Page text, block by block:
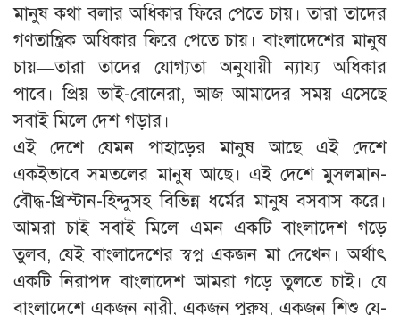
মানুষ কথা বলার অধিকার ফিরে পেতে চায়। তারা তাদের
গণতান্ত্রিক অধিকার ফিরে পেতে চায়। বাংলাদেশের মানুষ
চায়—তারা তাদের যোগ্যতা অনুযায়ী ন্যায্য অধিকার
পাবে। প্রিয় ভাই-বোনেরা, আজ আমাদের সময় এসেছে
সবাই মিলে দেশ গড়ার।
এই দেশে যেমন পাহাড়ের মানুষ আছে এই দেশে
একইভাবে সমতলের মানুষ আছে। এই দেশে মুসলমান-
বৌদ্ধ-খ্রিস্টান-হিন্দুসহ বিভিন্ন ধর্মের মানুষ বসবাস করে।
আমরা চাই সবাই মিলে এমন একটি বাংলাদেশ গড়ে
তুলব, যেই বাংলাদেশের স্বপ্ন একজন মা দেখেন। অর্থাৎ
একটি নিরাপদ বাংলাদেশ আমরা গড়ে তুলতে চাই। যে
বাংলাদেশে একজন নারী, একজন পুরুষ, একজন শিশু যে-